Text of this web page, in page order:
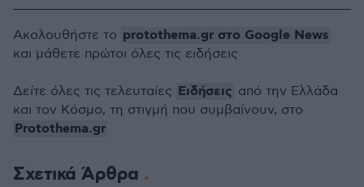
Σχετικά Άρθρα
Ακολουθήστε το protothema.gr στο Google News
και μάθετε πρώτοι όλες τις ειδήσεις
Δείτε όλες τις τελευταίες Ειδήσεις από την Ελλάδα
και τον Κόσμο, τη στιγμή που συμβαίνουν, στο
Protothema.gr